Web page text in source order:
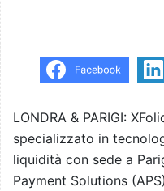
LONDRA & PARIGI:
specializzato in
liquidità con sede a
Payment Solutions (APS)